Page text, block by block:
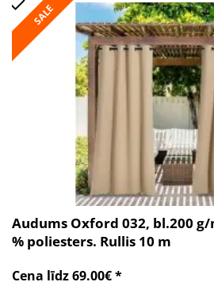
SALE
Audums Oxford 032, bl.200 g/
% poliesters. Rullis 10 m
Cena līdz 69.00€ *